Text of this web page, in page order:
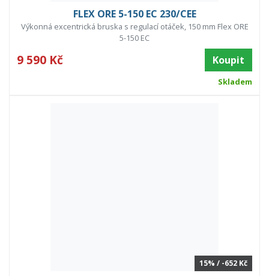
FLEX ORE 5-150 EC 230/CEE
Výkonná excentrická bruska s regulací otáček, 150 mm Flex ORE
5-150 EC
9 590 Kč Koupit
Skladem
15% / -652 Kč